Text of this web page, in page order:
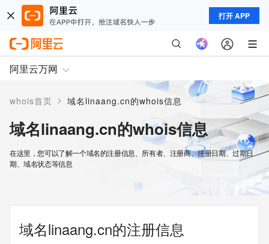
打开 APP
阿里云万网
whois首页 > 域名linaang.cn的whois信息
域名linaang.cn的whois信息
在这里，您可以了解一个域名的注册信息、所有者、注册商、注册日期、过期日
期、域名状态等信息
域名linaang.cn的注册信息